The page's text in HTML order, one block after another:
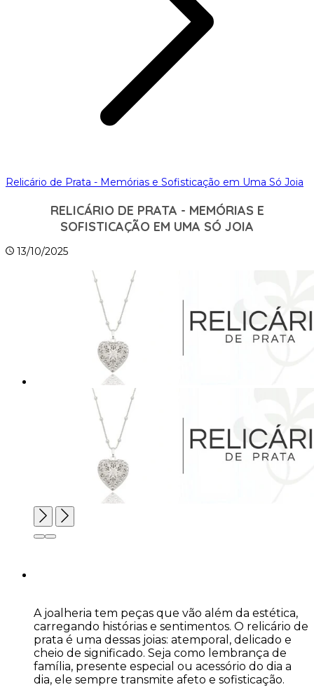
Relicário de Prata - Memórias e Sofisticação em Uma Só Joia
RELICÁRIO DE PRATA - MEMÓRIAS E
SOFISTICAÇÃO EM UMA SÓ JOIA
13/10/2025
A joalheria tem peças que vão além da estética,
carregando histórias e sentimentos. O relicário de
prata é uma dessas joias: atemporal, delicado e
cheio de significado. Seja como lembrança de
família, presente especial ou acessório do dia a
dia, ele sempre transmite afeto e sofisticação.